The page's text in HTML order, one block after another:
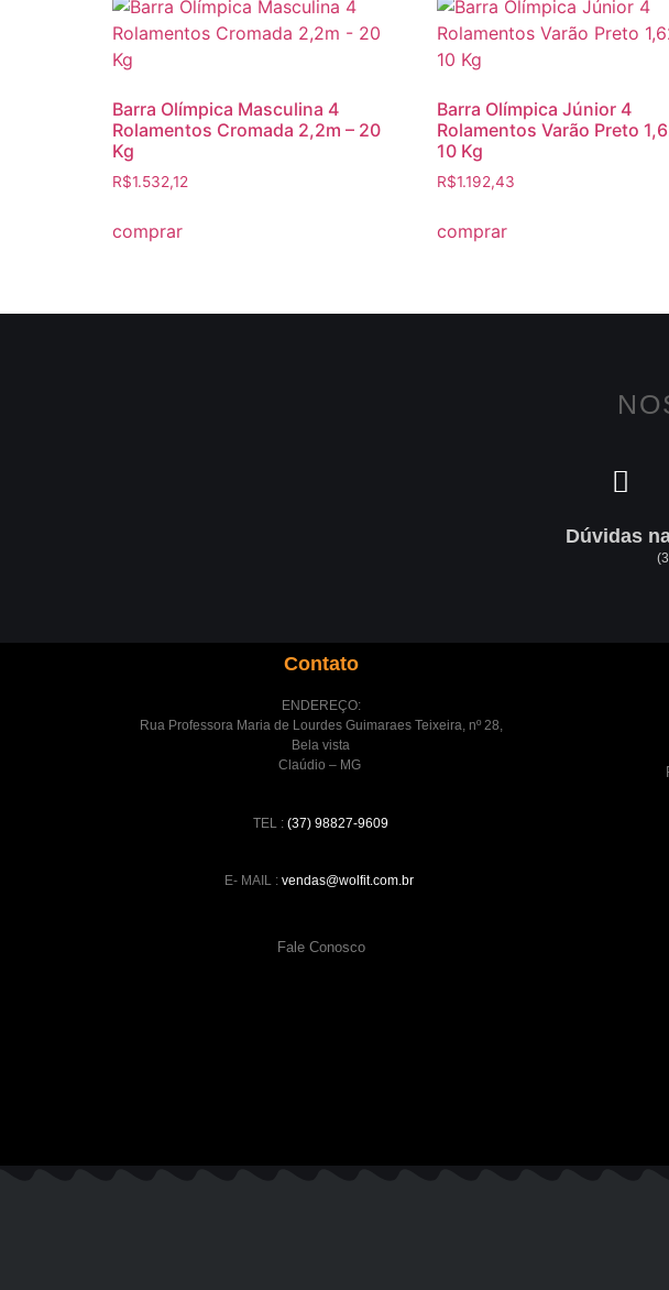
Barra Olímpica Masculina 4
Rolamentos Cromada 2,2m – 20
Kg
R$1.532,12
comprar
Barra Olímpica Júnior 4
Rolamentos Varão Preto
10 Kg
R$1.192,43
comprar
Dúvidas
Contato
ENDEREÇO:
Rua Professora Maria de Lourdes Guimaraes Teixeira, nº 28,
Bela vista
Claúdio – MG
TEL :(37) 98827-9609
E- MAIL : vendas@wolfit.com.br
Fale Conosco